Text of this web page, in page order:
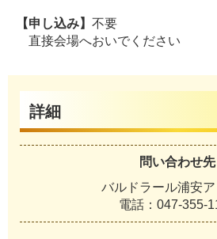
【申し込み】 不要
直接会場へおいでください
詳細
問い合わせ先
バルドラール浦安
電話：047-355-